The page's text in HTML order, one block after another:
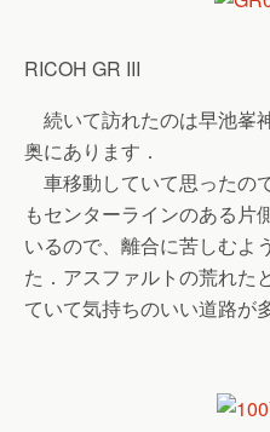
RICOH GR III
続いて訪れたのは早池峯
奥にあります．
車移動していて思ったの
もセンターラインのある片
いるので、離合に苦しむよ
た．アスファルトの荒れた
ていて気持ちのいい道路が